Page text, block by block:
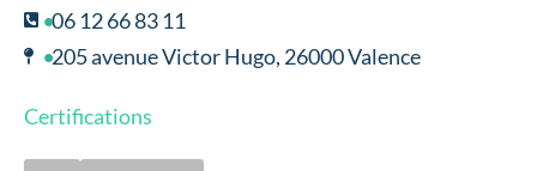
06 12 66 83 11
205 avenue Victor Hugo, 26000 Valence
Certifications